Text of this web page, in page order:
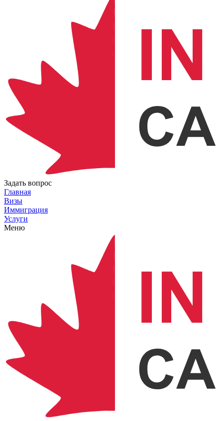
Задать вопрос
Главная
Визы
Иммиграция
Услуги
Меню